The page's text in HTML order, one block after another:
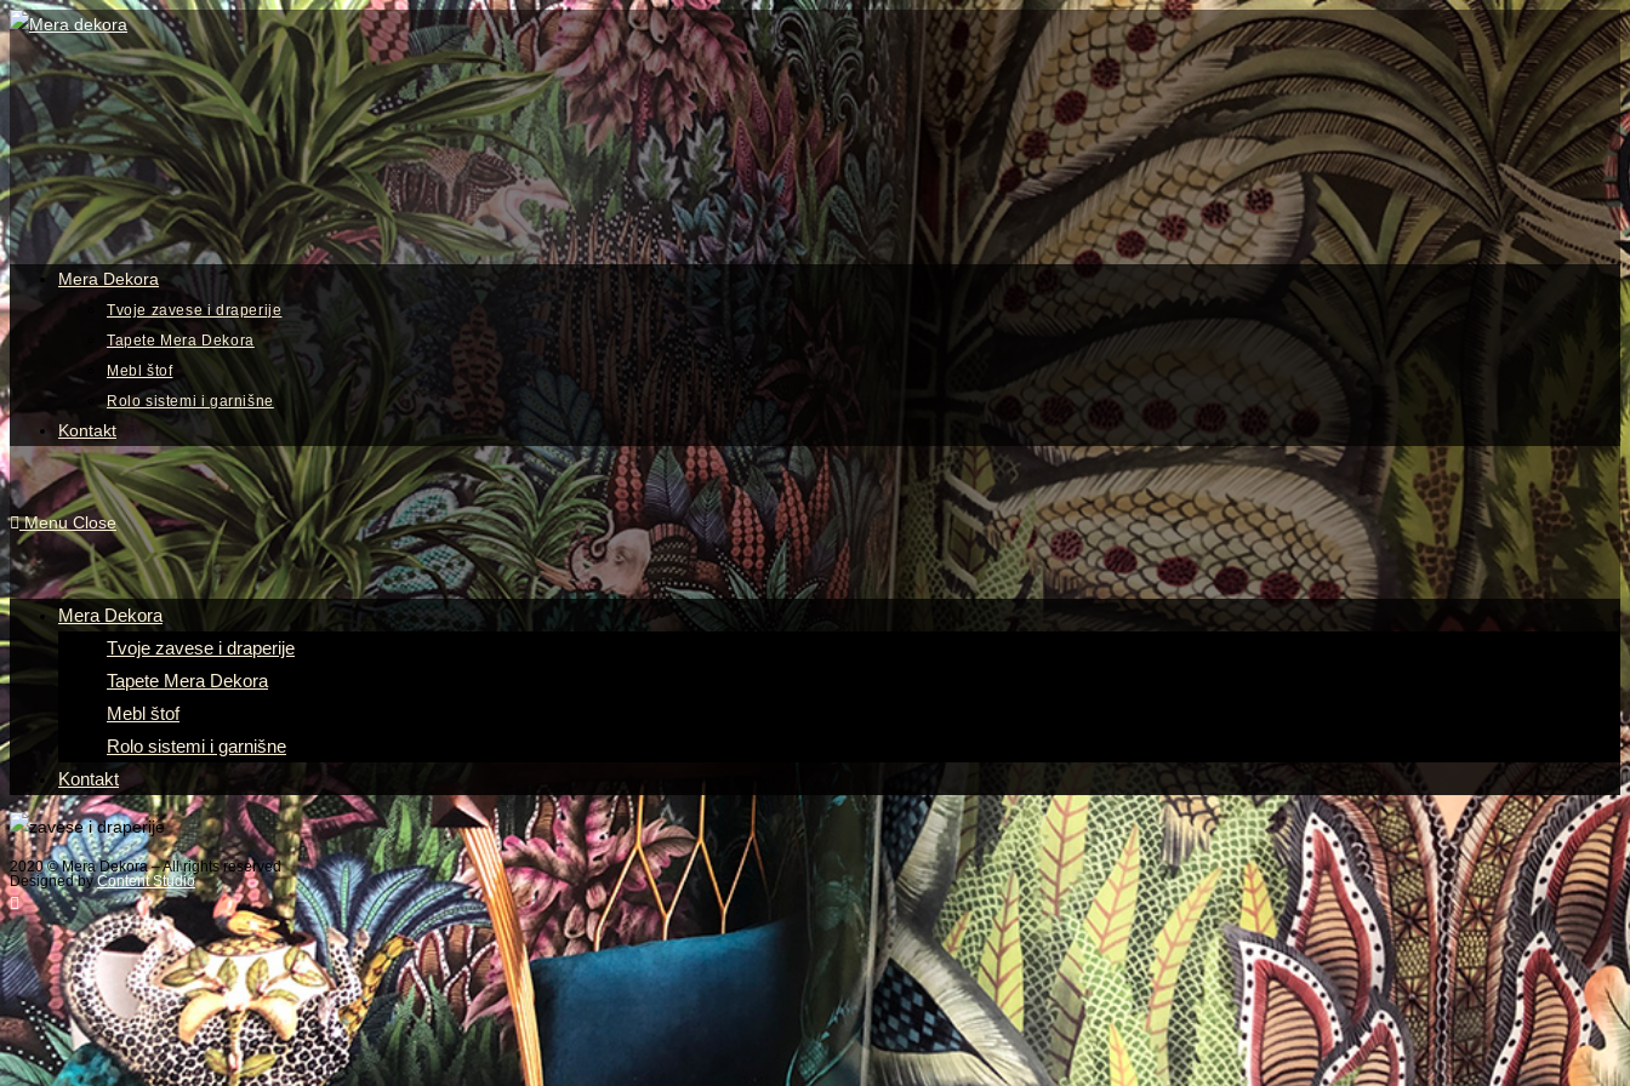
Skip
to
content
View
website
Menu
Mera Dekora
Tvoje zavese i draperije
Tapete Mera Dekora
Mebl štof
Rolo sistemi i garnišne
Kontakt
Menu Close
Mera Dekora
Tvoje zavese i draperije
Tapete Mera Dekora
Mebl štof
Rolo sistemi i garnišne
Kontakt
2020 © Mera Dekora – All rights reserved
Designed byContent Studio